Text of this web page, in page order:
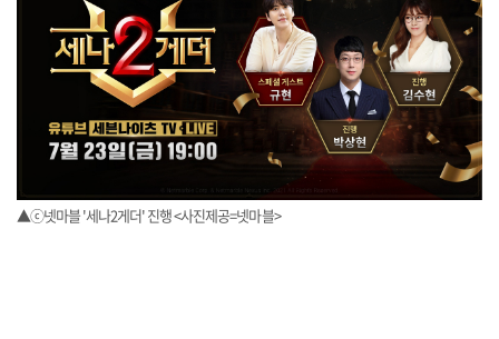
▲ⓒ넷마블 '세나2게더' 진행 <사진제공=넷마블>